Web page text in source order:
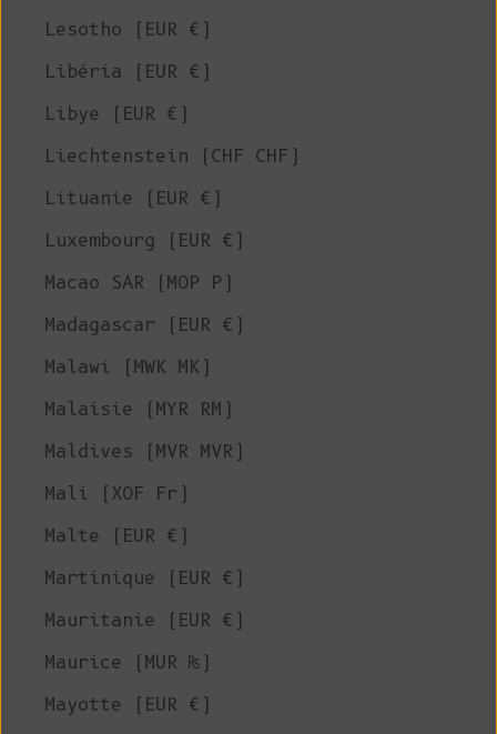
Lesotho (EUR €)
Libéria (EUR €)
Libye (EUR €)
Liechtenstein (CHF CHF)
Lituanie (EUR €)
Luxembourg (EUR €)
Macao SAR (MOP P)
Madagascar (EUR €)
Malawi (MWK MK)
Malaisie (MYR RM)
Maldives (MVR MVR)
Mali (XOF Fr)
Malte (EUR €)
Martinique (EUR €)
Mauritanie (EUR €)
Maurice (MUR ₨)
Mayotte (EUR €)